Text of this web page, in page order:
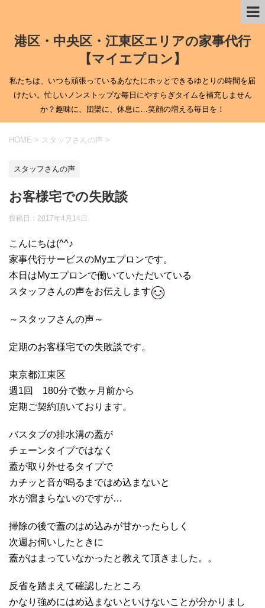
港区・中央区・江東区エリアの家事代行
【マイエプロン】
私たちは、いつも頑張っているあなたにホッとできるゆとりの時間を届
けたい。忙しいノンストップな毎日にやすらぎタイムを補充しません
か？趣味に、団欒に、休息に…笑顔の増える毎日を！
HOME > スタッフさんの声 >
スタッフさんの声
お客様宅での失敗談
投稿日： 2017年4月14日
こんにちは(^^♪
家事代行サービスのMyエプロンです。
本日はMyエプロンで働いていただいている
スタッフさんの声をお伝えします
～スタッフさんの声～
定期のお客様宅での失敗談です。
東京都江東区
週1回 180分で数ヶ月前から
定期ご契約頂いております。
バスタブの排水溝の蓋が
チェーンタイプではなく
蓋が取り外せるタイプで
カチッと音が鳴るまではめ込まないと
水が溜まらないのですが…
掃除の後で蓋のはめ込みが甘かったらしく
次週お伺いしたときに
蓋がはまっていなかったと教えて頂きました。。
反省を踏まえて確認したところ
かなり強めにはめ込まないといけないことが分かりまし